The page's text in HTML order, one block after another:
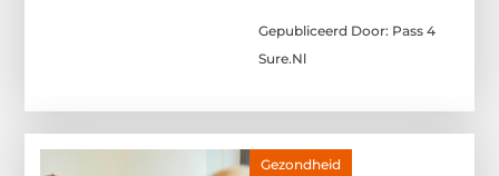
Gepubliceerd Door: Pass 4
Sure.nl
Gezondheid